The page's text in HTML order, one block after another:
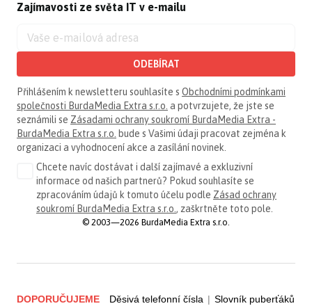
Zajímavosti ze světa IT v e-mailu
ODEBÍRAT
Přihlášením k newsletteru souhlasíte s Obchodními podmínkami
společnosti BurdaMedia Extra s.r.o. a potvrzujete, že jste se
seznámili se Zásadami ochrany soukromí BurdaMedia Extra -
BurdaMedia Extra s.r.o. bude s Vašimi údaji pracovat zejména k
organizaci a vyhodnocení akce a zasílání novinek.
Chcete navíc dostávat i další zajímavé a exkluzivní
informace od našich partnerů? Pokud souhlasíte se
zpracováním údajů k tomuto účelu podle Zásad ochrany
soukromí BurdaMedia Extra s.r.o. , zaškrtněte toto pole.
© 2003—2026 BurdaMedia Extra s.r.o.
DOPORUČUJEME Děsivá telefonní čísla | Slovník puberťáků